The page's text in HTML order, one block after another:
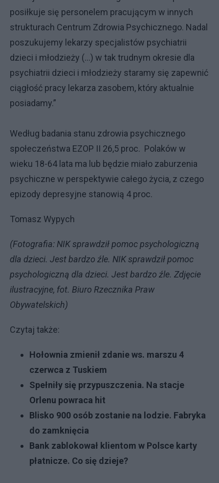
posiłkuje się personelem pracującym w innych
strukturach Centrum Zdrowia Psychicznego. Nadal
poszukujemy lekarzy specjalistów psychiatrii
dzieci i młodzieży (…) w tak trudnym okresie dla
psychiatrii dzieci i młodzieży staramy się zapewnić
ciągłość pracy lekarza zasobem, który aktualnie
posiadamy.”
Według badania stanu zdrowia psychicznego
społeczeństwa EZOP II 26,5 proc. Polaków w
wieku 18-64 lata ma lub będzie miało zaburzenia
psychiczne w perspektywie całego życia, z czego
epizody depresyjne stanowią 4 proc.
Tomasz Wypych
(Fotografia: NIK sprawdził pomoc psychologiczną
dla dzieci. Jest bardzo źle. NIK sprawdził pomoc
psychologiczną dla dzieci. Jest bardzo źle. Zdjęcie
ilustracyjne, fot. Biuro Rzecznika Praw
Obywatelskich)
Czytaj także:
Hołownia zmienił zdanie ws. marszu 4
czerwca z Tuskiem
Spełniły się przypuszczenia. Na stacje
Orlenu powraca hit
Blisko 900 osób zostanie na lodzie. Fabryka
do zamknięcia
Bank zablokował klientom w Polsce karty
płatnicze. Co się dzieje?